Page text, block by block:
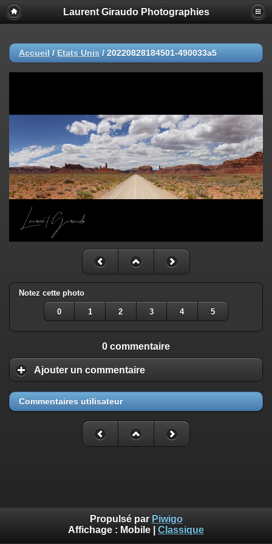
Laurent Giraudo Photographies
Accueil / Etats Unis / 20220828184501-490033a5
Notez cette photo
0 1 2 3 4 5
0 commentaire
Ajouter un commentaire
Commentaires utilisateur
Propulsé par Piwigo
Affichage : Mobile Classique